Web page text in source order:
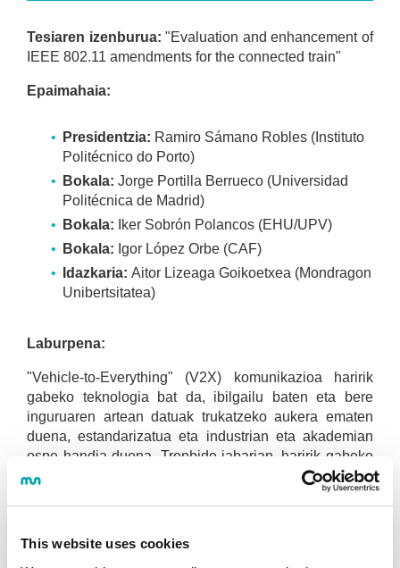
This website uses cookies
Tesiaren izenburua:"Evaluation and enhancement of
IEEE 802.11 amendments for the connected train"
Epaimahaia:
Presidentzia: Ramiro Sámano Robles (Instituto
Politécnico do Porto)
Bokala: Jorge Portilla Berrueco (Universidad
Politécnica de Madrid)
Bokala:
Iker Sobrón Polancos (EHU/UPV)
Bokala: Igor López Orbe (CAF)
Idazkaria: Aitor Lizeaga Goikoetxea (Mondragon
Unibertsitatea)
Laburpena:
"Vehicle-to-Everything" (V2X) komunikazioa haririk
gabeko teknologia bat da, ibilgailu baten eta bere
inguruaren artean datuak trukatzeko aukera ematen
duena, estandarizatua eta industrian eta akademian
ospe handia duena. Trenbide-jabarian, haririk gabeko
komunikazioak seinaleztapenerako erabiltzea berria
ez bada ere, gaur egun ikerketapean dago V2X